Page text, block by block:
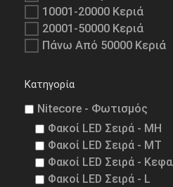
10001-20000 Κεριά
20001-50000 Κεριά
Πάνω Από 50000 Κεριά
Κατηγορία
Nitecore - Φωτισμός
Φακοί LED Σειρά - MH
Φακοί LED Σειρά - MT
Φακοί LED Σειρά -
Φακοί LED Σειρά - L